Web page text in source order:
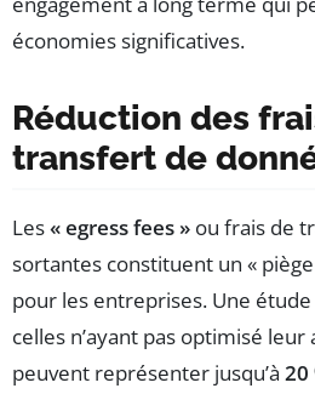
économies significatives.
Réduction des
transfert de
Les« egress fees » ou frais de
sortantes constituent un «
pour les entreprises. Une
celles n’ayant pas optimisé
peuvent représenter jusqu’à 20